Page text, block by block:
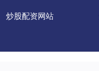
炒股配资网站